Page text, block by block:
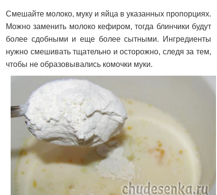
Cмешайте молоко, муку и яйца в указанных пропорциях.
Можно заменить молоко кефиром, тогда блинчики будут
более сдобными и еще более сытными. Ингредиенты
нужно смешивать тщательно и осторожно, следя за тем,
чтобы не образовывались комочки муки.